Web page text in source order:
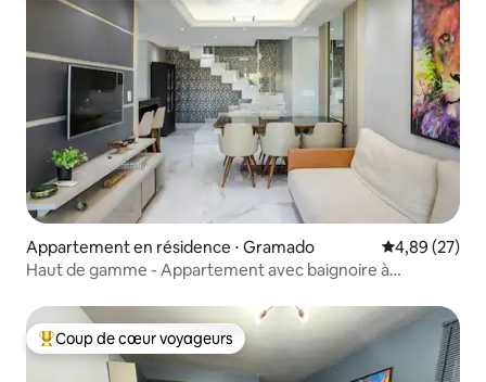
Appartement en résidence ⋅ Gramado Évaluation
4,89 (27)
Haut de gamme - Appartement avec baignoire à
Coups de cœur voyageurs les plus appréciés
Coup de cœur voyageurs